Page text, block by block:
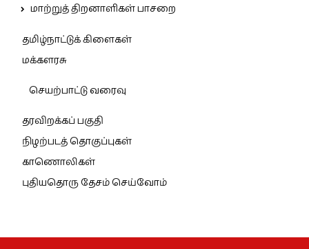
மாற்றுத் திறனாளிகள் பாசறை
தமிழ்நாட்டுக் கிளைகள்
மக்களரசு
செயற்பாட்டு வரைவு
தரவிறக்கப் பகுதி
நிழற்படத் தொகுப்புகள்
காணொலிகள்
புதியதொரு தேசம் செய்வோம்